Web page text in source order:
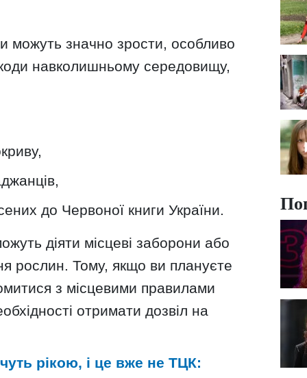
можуть значно зрости, особливо
навколишньому середовищу,
до Червоної книги України.
діяти місцеві заборони або
рослин. Тому, якщо ви плануєте
з місцевими правилами
отримати дозвіл на
рікою, і це вже не ТЦК: